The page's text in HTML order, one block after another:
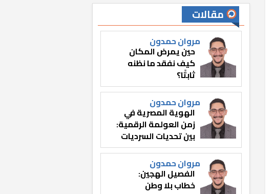
مقالات
مروان حمدون
حين يمرض المكان
كيف نفقد ما نظنه
ثابتًا؟
مروان حمدون
الهوية المصرية في
زمن العولمة الرقمية:
بين تحديات السرديات
وصناعة الوعي
مروان حمدون
الفصيل الهجين:
خطاب بلا وطن